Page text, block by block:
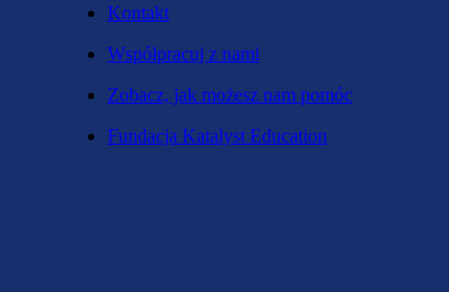
Kontakt
Współpracuj z nami
Zobacz, jak możesz nam pomóc
Fundacja Katalyst Education